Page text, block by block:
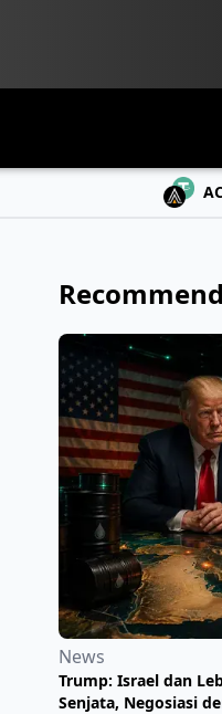
ACEUSDT
News
Trump: Israel dan
Senjata, Negosiasi